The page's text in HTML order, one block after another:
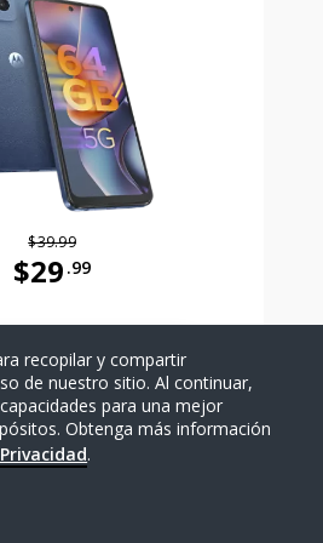
$39.99
$29 .99
TELÉFONO
Comparar
recopilar y compartir
de nuestro sitio. Al continuar,
para una mejor
Obtenga más información
.